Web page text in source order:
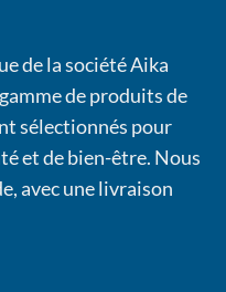
de la société Aika
de produits de
sélectionnés pour
et de bien-être. Nous
avec une livraison